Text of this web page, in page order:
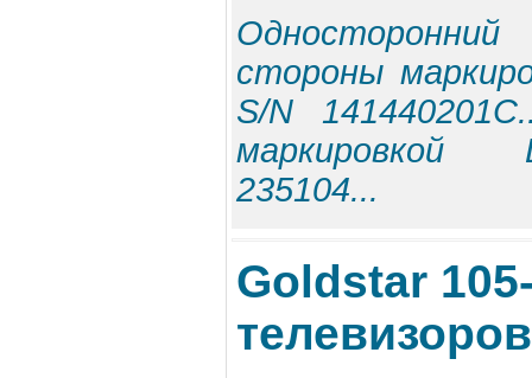
стороны
S/N
маркировкой
235104...
Goldstar
телевизоров